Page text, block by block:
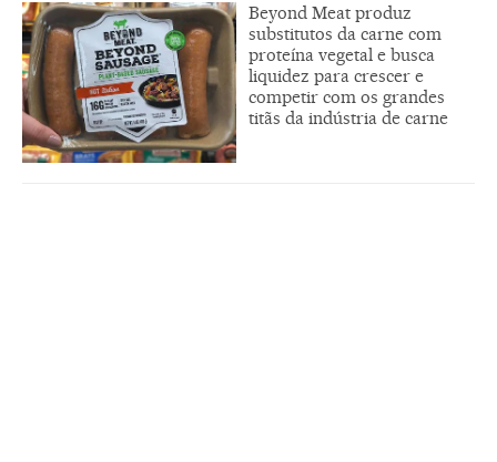
Beyond Meat produz
substitutos da carne com
proteína vegetal e busca
liquidez para crescer e
competir com os grandes
titãs da indústria de carne